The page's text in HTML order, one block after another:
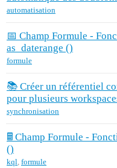
automatisation
📅 Champ Formule -
as_daterange ()
formule
📚 Créer un référentiel
pour plusieurs
synchronisation
🖩 Champ Formule -
()
kql, formule